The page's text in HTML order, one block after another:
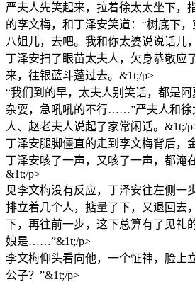
严夫人先笑起来，拉着徐太太坐下，
的李文梅，和丁泽安笑道：“树底下，
八姐儿，去吧。我和你太婆说说话儿
丁泽安扫了眼苗太夫人，欠身恭敬应
来，往银蓝斗蓬过去。&1t;/p>
“我们到的早，太夫人别笑话，都是
杂耍，急吼吼的不行……”严夫人和徐
人、赵老夫人说起了家常闲话。&1t;/
丁泽安腿脚僵直的走到李文梅背后，
丁泽安咳了一声，又咳了一声，都淹
&1t;/p>
见李文梅没有反应，丁泽安往左侧一
排立着几个人，掂量了下，又退回去
下，再往前一步，这下总算有了见礼
娘是……”&1t;/p>
李文梅仰头看向他，一个怔神，脸上
公子？”&1t;/p>